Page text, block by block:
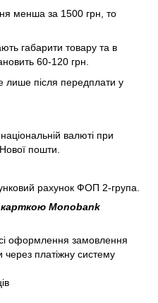
менша за 1500 грн, то
габарити товару та в
60-120 грн.
лише після передплати у
валюті при
пошти.
рахунок ФОП 2-група.
Monobank
оформлення замовлення
платіжну систему